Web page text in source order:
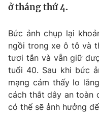
Tin tức
Thế giới đó đây
Câu chuyện quốc tế
Tài chính
Thị trường
Góc doanh nghiệp
Dữ liệu và đời sống
Truyền hình
Phim VTV
Giải trí
ở tháng thứ 4.
Bức ảnh chụp lại
ngồi trong xe ô tô và
tươi tắn và vẫn giữ
tuổi 40. Sau khi bức
mạng cảm thấy lo
cách thắt dây an toàn
có thể sẽ ảnh hưởng